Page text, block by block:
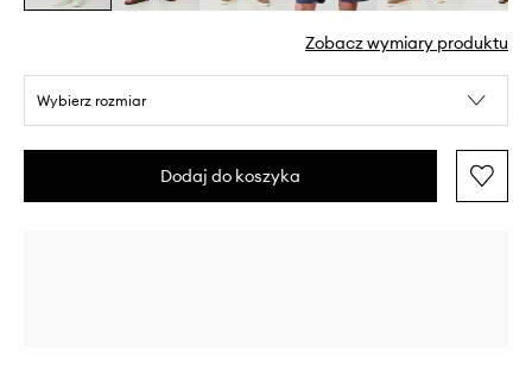
Zobacz wymiary produktu
Wybierz rozmiar
Dodaj do koszyka